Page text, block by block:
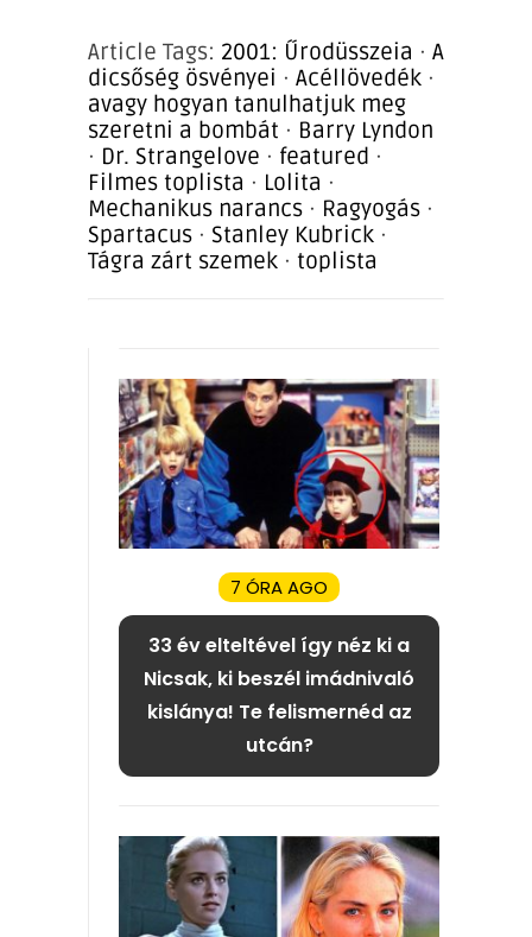
Article Tags: 2001: Űrodüsszeia · A
dicsőség ösvényei · Acéllövedék ·
avagy hogyan tanulhatjuk meg
szeretni a bombát · Barry Lyndon
· Dr. Strangelove · featured ·
Filmes toplista · Lolita ·
Mechanikus narancs · Ragyogás ·
Spartacus · Stanley Kubrick ·
Tágra zárt szemek · toplista
7 ÓRA AGO
33 év elteltével így néz ki a
Nicsak, ki beszél imádnivaló
kislánya! Te felismernéd az
utcán?